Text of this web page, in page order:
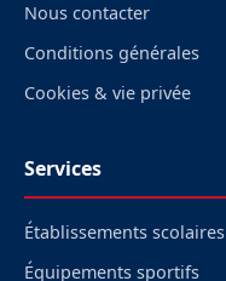
Nous contacter
Conditions générales
Cookies & vie privée
Services
Établissements scolaires
Équipements sportifs